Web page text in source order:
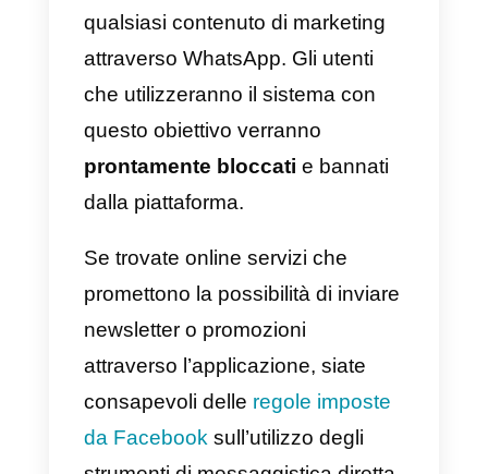
dall’utente prima di iniziare la
conversazione.
Questo significa che dovrà
l’utente a fare il primo passo e a
l’azienda. Per questa ragione, le
aziende che vorranno utilizzare
questo strumento come canale di
supporto o di vendita dovranno
facilitare all’utente l’inizio della